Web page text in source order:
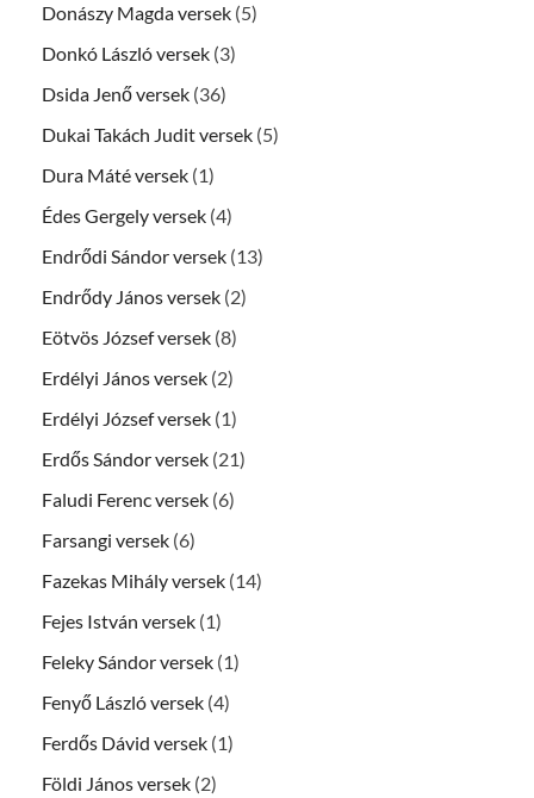
Donászy Magda versek (5)
Donkó László versek (3)
Dsida Jenő versek (36)
Dukai Takách Judit versek (5)
Dura Máté versek (1)
Édes Gergely versek (4)
Endrődi Sándor versek (13)
Endrődy János versek (2)
Eötvös József versek (8)
Erdélyi János versek (2)
Erdélyi József versek (1)
Erdős Sándor versek (21)
Faludi Ferenc versek (6)
Farsangi versek (6)
Fazekas Mihály versek (14)
Fejes István versek (1)
Feleky Sándor versek (1)
Fenyő László versek (4)
Ferdős Dávid versek (1)
Földi János versek (2)